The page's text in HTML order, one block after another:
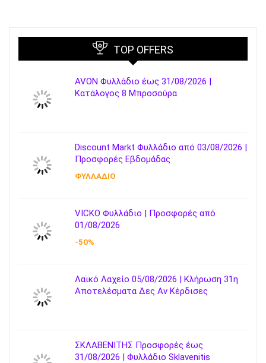
TOP OFFERS
AVON Φυλλάδιο έως 31/08/2026 |
Κατάλογος 8 Μπροσούρα
Discount Markt Φυλλάδιο από 03/08/2026 |
Προσφορές Εβδομάδας
ΦΥΛΛΑΔΙΟ
VICKO Φυλλάδιο | Προσφορές από
01/08/2026
-50%
Λαϊκό Λαχείο 05/08/2026 | Κλήρωση 31η
Αποτελέσματα Δες Αν Κέρδισες
ΣΚΛΑΒΕΝΙΤΗΣ Προσφορές έως
31/08/2026 | Φυλλάδιο Sklavenitis